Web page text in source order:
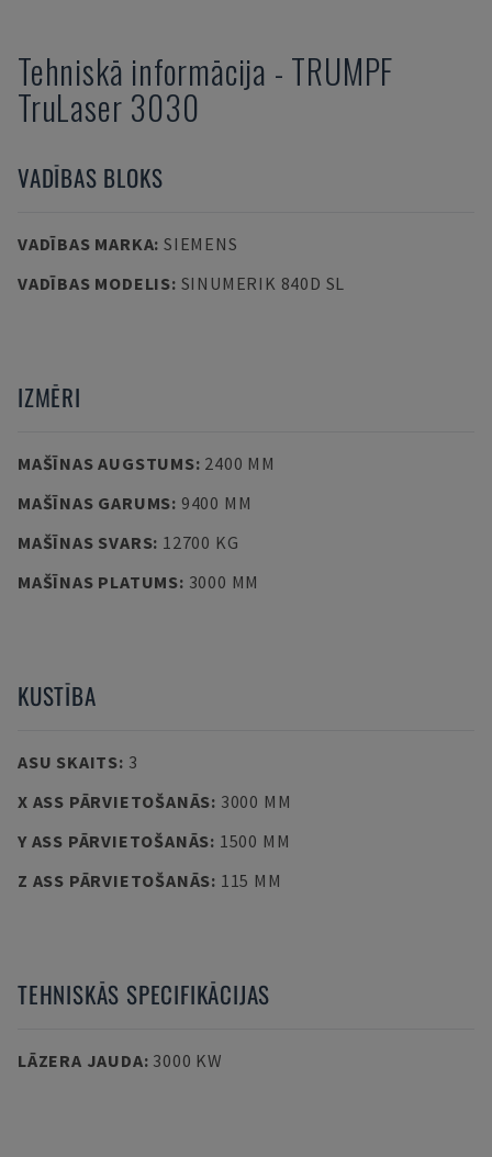
Tehniskā informācija - TRUMPF
TruLaser 3030
VADĪBAS BLOKS
VADĪBAS MARKA: SIEMENS
VADĪBAS MODELIS: SINUMERIK 840D SL
IZMĒRI
MAŠĪNAS AUGSTUMS: 2400 MM
MAŠĪNAS GARUMS: 9400 MM
MAŠĪNAS SVARS: 12700 KG
MAŠĪNAS PLATUMS: 3000 MM
KUSTĪBA
ASU SKAITS: 3
X ASS PĀRVIETOŠANĀS: 3000 MM
Y ASS PĀRVIETOŠANĀS: 1500 MM
Z ASS PĀRVIETOŠANĀS: 115 MM
TEHNISKĀS SPECIFIKĀCIJAS
LĀZERA JAUDA: 3000 KW